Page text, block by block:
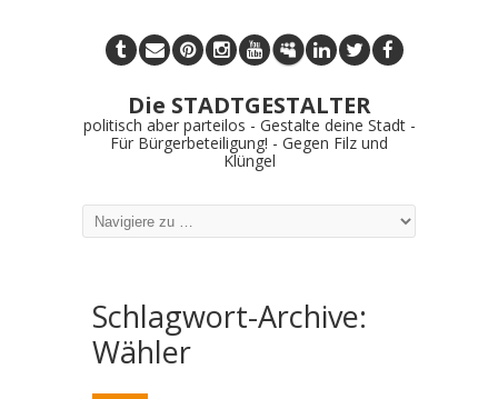
Die STADTGESTALTER
politisch aber parteilos - Gestalte deine Stadt -
Für Bürgerbeteiligung! - Gegen Filz und
Klüngel
Schlagwort-Archive:
Wähler